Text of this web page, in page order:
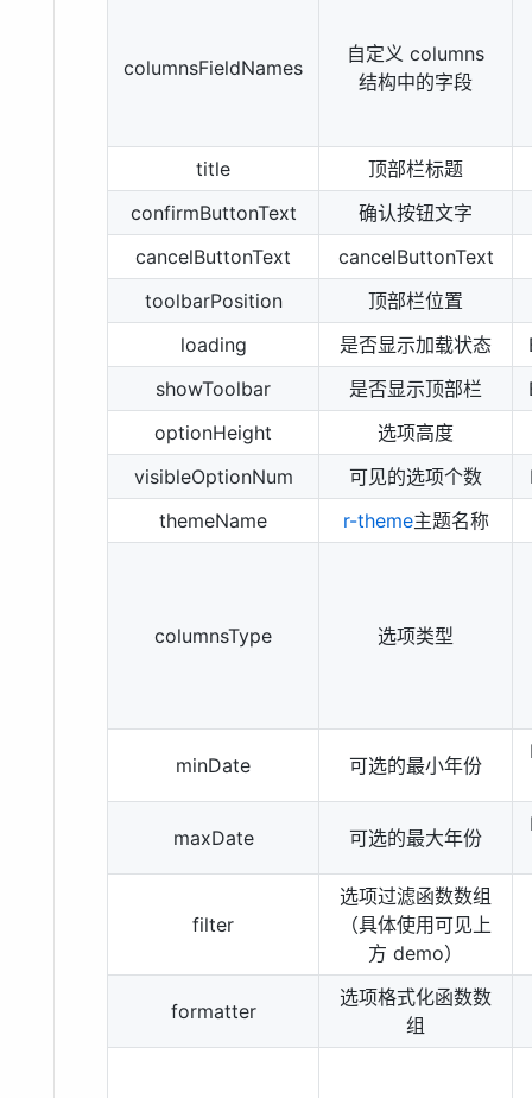
columnsFieldNames
自定义 columns
结构中的字段
title
顶部栏标题
confirmButtonText
确认按钮文字
cancelButtonText
cancelButtonText
toolbarPosition
顶部栏位置
loading
是否显示加载状态
showToolbar
是否显示顶部栏
optionHeight
选项高度
visibleOptionNum
可见的选项个数
themeName
r-theme主题名称
columnsType 选项类型
minDate 可选的最小年份
maxDate 可选的最大年份
filter
选项过滤函数数组
（具体使用可见上
方 demo）
formatter
选项格式化函数数
组